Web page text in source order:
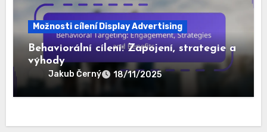
Jakub Černý 02/12/2025
Možnosti cílení Display Advertising